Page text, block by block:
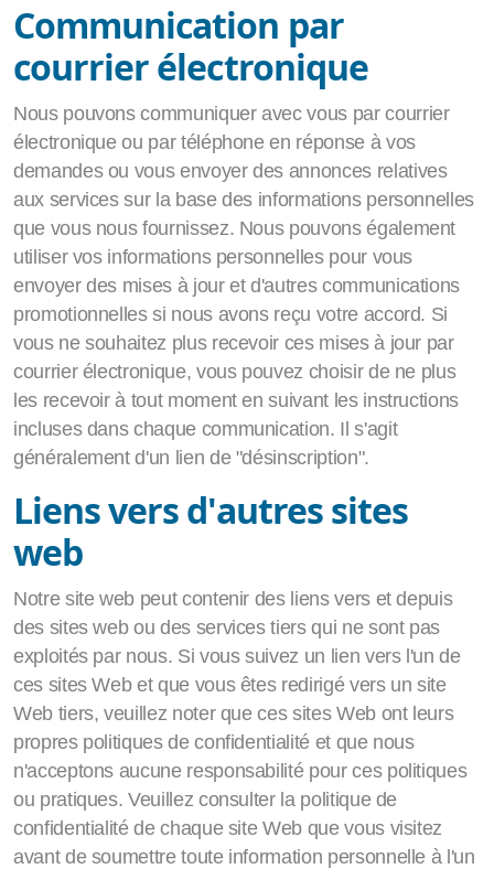
Communication par
courrier électronique
Nous pouvons communiquer avec vous par courrier
électronique ou par téléphone en réponse à vos
demandes ou vous envoyer des annonces relatives
aux services sur la base des informations personnelles
que vous nous fournissez. Nous pouvons également
utiliser vos informations personnelles pour vous
envoyer des mises à jour et d'autres communications
promotionnelles si nous avons reçu votre accord. Si
vous ne souhaitez plus recevoir ces mises à jour par
courrier électronique, vous pouvez choisir de ne plus
les recevoir à tout moment en suivant les instructions
incluses dans chaque communication. Il s'agit
généralement d'un lien de "désinscription".
Liens vers d'autres sites
web
Notre site web peut contenir des liens vers et depuis
des sites web ou des services tiers qui ne sont pas
exploités par nous. Si vous suivez un lien vers l'un de
ces sites Web et que vous êtes redirigé vers un site
Web tiers, veuillez noter que ces sites Web ont leurs
propres politiques de confidentialité et que nous
n'acceptons aucune responsabilité pour ces politiques
ou pratiques. Veuillez consulter la politique de
confidentialité de chaque site Web que vous visitez
avant de soumettre toute information personnelle à l'un